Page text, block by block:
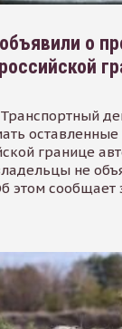
о
границе
не
этом сообщает